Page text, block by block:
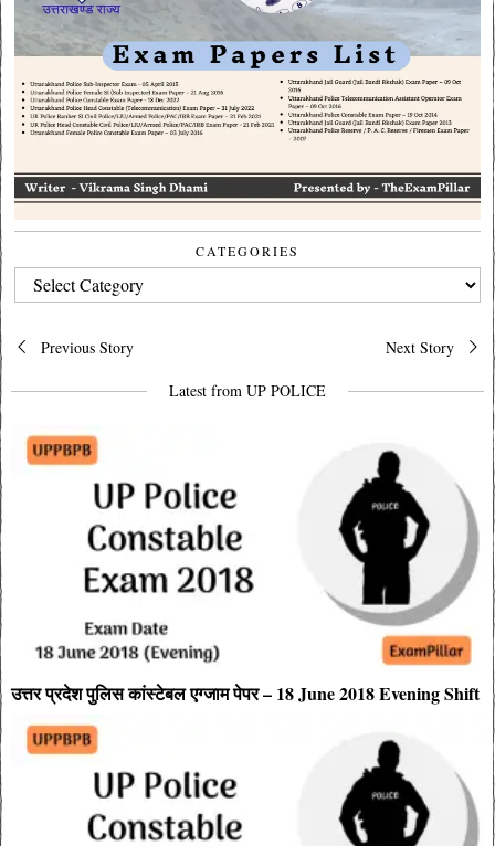
CATEGORIES
CATEGORIES
Post
navigation
Previous Story Next Story
Latest from UP POLICE
उत्तर प्रदेश पुलिस कांस्टेबल एग्जाम पेपर – 18 June 2018 Evening Shift